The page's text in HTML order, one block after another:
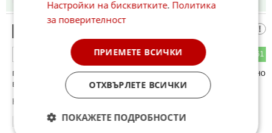
61
гражданската война в ссср ще ескалира октомври,като едно
време!
Коментиран от
08.06.2026
Настройки на бисквитките. Политика
за поверителност
ПРИЕМЕТЕ ВСИЧКИ
ОТХВЪРЛЕТЕ ВСИЧКИ
ПОКАЖЕТЕ ПОДРОБНОСТИ